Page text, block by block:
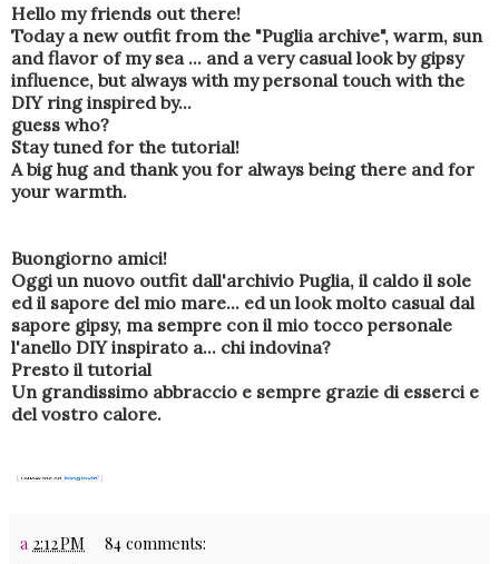
Hello my friends out there!
Today a new outfit from the "Puglia archive", warm, sun
and flavor of my sea ... and a very casual look by gipsy
influence, but always with my personal touch with the
DIY ring inspired by...
guess who?
Stay tuned for the tutorial!
A big hug and thank you for always being there and for
your warmth.
Buongiorno amici!
Oggi un nuovo outfit dall'archivio Puglia, il caldo il sole
ed il sapore del mio mare... ed un look molto casual dal
sapore gipsy, ma sempre con il mio tocco personale
l'anello DIY inspirato a... chi indovina?
Presto il tutorial
Un grandissimo abbraccio e sempre grazie di esserci e
del vostro calore.
a 2:12 PM 84 comments: